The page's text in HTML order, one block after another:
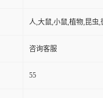
人,大鼠,小鼠,植物,昆虫,
咨询客服
55